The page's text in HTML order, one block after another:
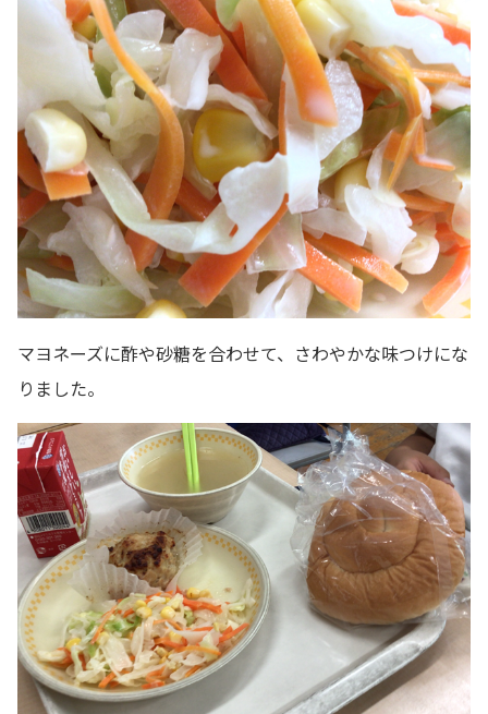
マヨネーズに酢や砂糖を合わせて、さわやかな味つけにな
りました。